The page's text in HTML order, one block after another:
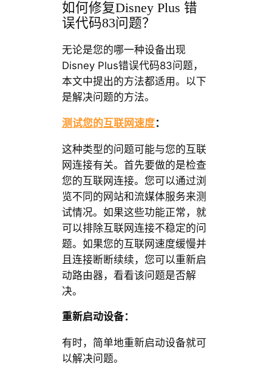
如何修复Disney Plus 错
误代码83问题？
无论是您的哪一种设备出现
Disney Plus错误代码83问题，
本文中提出的方法都适用。以下
是解决问题的方法。
测试您的互联网速度：
这种类型的问题可能与您的互联
网连接有关。首先要做的是检查
您的互联网连接。您可以通过浏
览不同的网站和流媒体服务来测
试情况。如果这些功能正常，就
可以排除互联网连接不稳定的问
题。如果您的互联网速度缓慢并
且连接断断续续，您可以重新启
动路由器，看看该问题是否解
决。
重新启动设备：
有时，简单地重新启动设备就可
以解决问题。